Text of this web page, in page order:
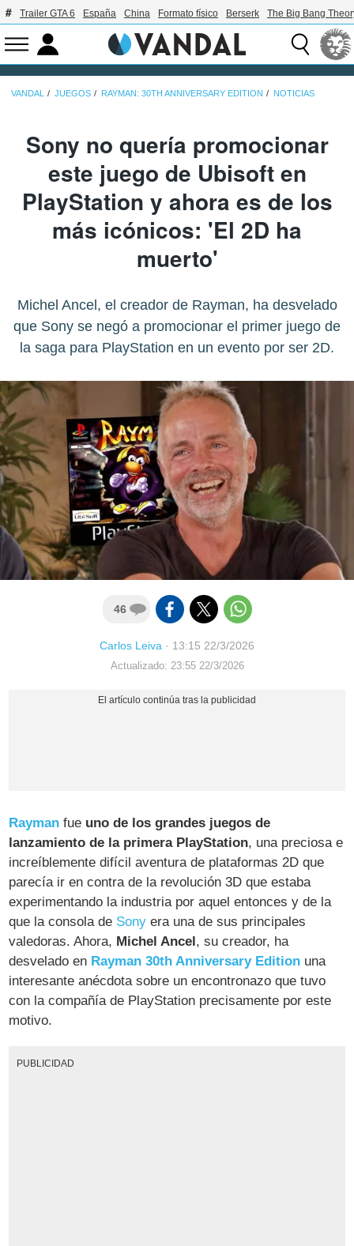
Trailer GTA 6 España China Formato físico Berserk The Big Bang
VANDAL JUEGOS RAYMAN: 30TH ANNIVERSARY EDITION NOTICIAS
Sony no quería promocionar
este juego de Ubisoft en
PlayStation y ahora es de los
más icónicos: 'El 2D ha
muerto'
Michel Ancel, el creador de Rayman, ha desvelado
que Sony se negó a promocionar el primer juego de
la saga para PlayStation en un evento por ser 2D.
46
Carlos Leiva · 13:15 22/3/2026
Actualizado: 23:55 22/3/2026
Rayman fue uno de los grandes juegos de
lanzamiento de la primera PlayStation, una preciosa e
increíblemente difícil aventura de plataformas 2D que
parecía ir en contra de la revolución 3D que estaba
experimentando la industria por aquel entonces y de la
que la consola de Sony era una de sus principales
valedoras. Ahora, Michel Ancel, su creador, ha
desvelado en Rayman 30th Anniversary Edition una
interesante anécdota sobre un encontronazo que tuvo
con la compañía de PlayStation precisamente por este
motivo.
PUBLICIDAD